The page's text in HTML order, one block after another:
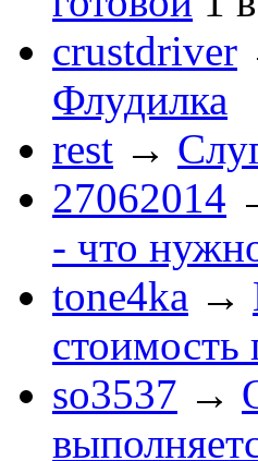
crustdriver
Флудилка
rest →
27062014
- что
tone4ka →
стоимость
so3537 →